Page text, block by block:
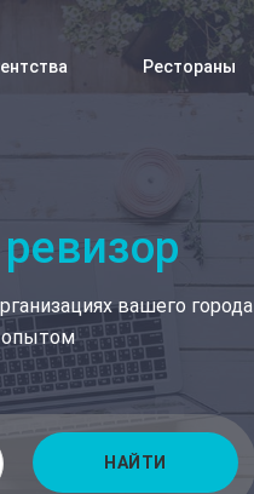
Рестораны
вашего города
опытом
НАЙТИ